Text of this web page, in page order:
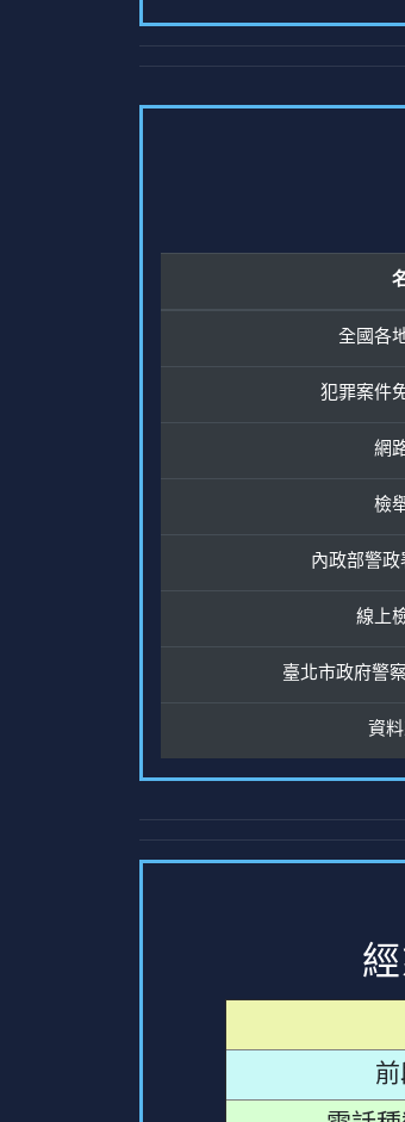
全國各
犯罪案件
網
檢
內政部警
線上
臺北市政府警
資料